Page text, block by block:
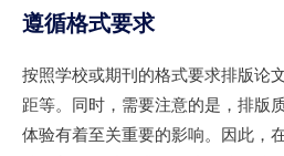
遵循格式要求
按照学校或期刊的格式要求排版论
距等。同时，需要注意的是，排版
体验有着至关重要的影响。因此，